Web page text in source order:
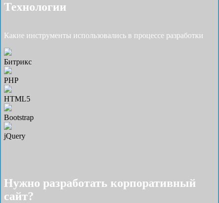
Технологии
Какие инструменты использовались в процессе разработки
Битрикс
PHP
HTML5
Bootstrap
jQuery
Нужно разработать корпоративный
сайт?